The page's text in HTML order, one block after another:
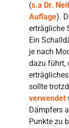
(s.a Dr.
Auflage).
erträgliche
Ein
je nach
dazu führt,
sollte
verwendet
Dämpfers
Punkte zu